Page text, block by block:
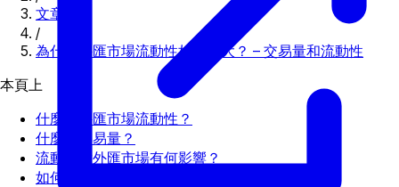
文章
/
為什麼外匯市場流動性如此之大？ – 交易量和流動性
本頁上
什麼是外匯市場流動性？
什麼是交易量？
流動性對外匯市場有何影響？
如何衡量流動性？